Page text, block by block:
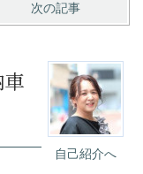
次の記事
自己紹介へ